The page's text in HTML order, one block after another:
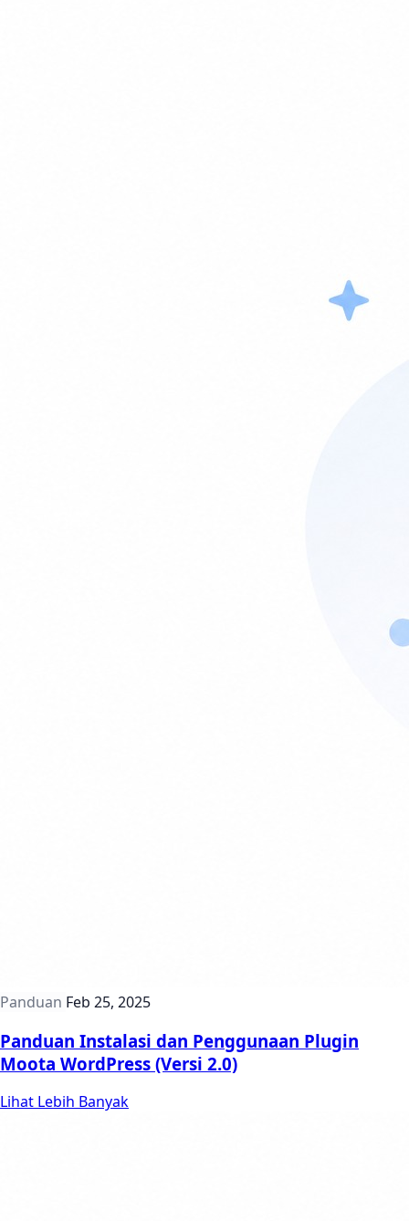
Panduan Feb 25, 2025
Panduan Instalasi dan Penggunaan Plugin
Moota WordPress (Versi 2.0)
Lihat Lebih Banyak